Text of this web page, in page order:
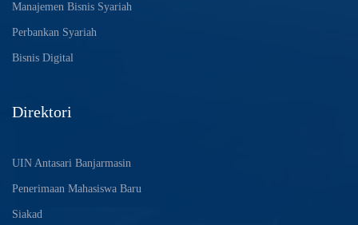
Manajemen Bisnis Syariah
Perbankan Syariah
Bisnis Digital
Direktori
UIN Antasari Banjarmasin
Penerimaan Mahasiswa Baru
Siakad